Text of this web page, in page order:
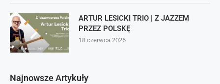
ARTUR LESICKI TRIO | Z JAZZEM
PRZEZ POLSKĘ
18 czerwca 2026
Najnowsze Artykuły